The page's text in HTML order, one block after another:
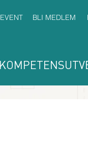
EVENT BLI MEDLEM